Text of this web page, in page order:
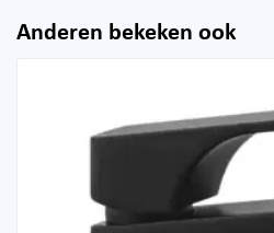
Anderen bekeken ook